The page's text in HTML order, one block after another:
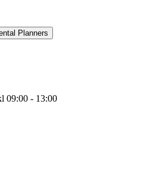
Planners
09:00 - 13:00